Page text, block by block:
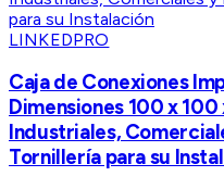
LINKEDPRO
Caja de Conexiones
Dimensiones 100 x
Industriales,
Tornillería para su